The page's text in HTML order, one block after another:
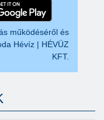
működéséről és
Hévíz | HÉVÜZ
KFT.